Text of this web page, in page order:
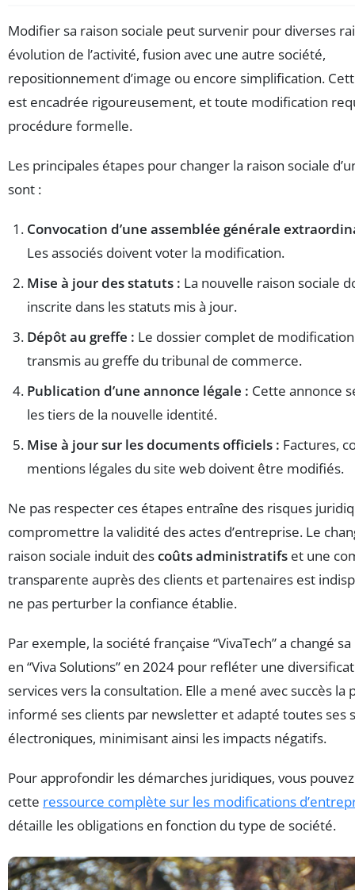
Modifier sa raison sociale peut survenir pour diverses
évolution de l’activité, fusion avec une autre société,
repositionnement d’image ou encore simplification.
est encadrée rigoureusement, et toute modification
procédure formelle.
Les principales étapes pour changer la raison sociale
sont :
Convocation d’une assemblée générale
Les associés doivent voter la modification.
Mise à jour des statuts : La nouvelle raison sociale
inscrite dans les statuts mis à jour.
Dépôt au greffe : Le dossier complet de
transmis au greffe du tribunal de commerce.
Publication d’une annonce légale : Cette annonce
les tiers de la nouvelle identité.
Mise à jour sur les documents officiels : Factures,
mentions légales du site web doivent être modifiés.
Ne pas respecter ces étapes entraîne des risques
compromettre la validité des actes d’entreprise. Le
raison sociale induit descoûts administratifs et une
transparente auprès des clients et partenaires est
ne pas perturber la confiance établie.
Par exemple, la société française “VivaTech” a changé
en “Viva Solutions” en 2024 pour refléter une
services vers la consultation. Elle a mené avec succès la
informé ses clients par newsletter et adapté toutes ses
électroniques, minimisant ainsi les impacts négatifs.
Pour approfondir les démarches juridiques, vous
cette ressource complète sur les modifications
détaille les obligations en fonction du type de société.